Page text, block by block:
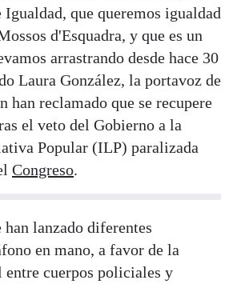
que queremos igualdad
d'Esquadra, y que es un
arrastrando desde hace 30
Laura González, la portavoz de
han reclamado que se recupere
el veto del Gobierno a la
Popular (ILP) paralizada
Congreso.
han lanzado diferentes
en mano, a favor de la
entre cuerpos policiales y